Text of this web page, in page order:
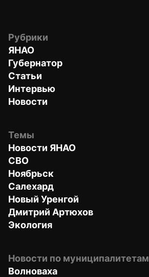
Рубрики
ЯНАО
Губернатор
Статьи
Интервью
Новости
Темы
Новости ЯНАО
СВО
Ноябрьск
Салехард
Новый Уренгой
Дмитрий Артюхов
Экология
Новости по муниципалитетам
Волноваха